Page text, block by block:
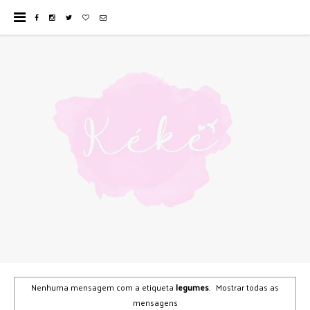
Nenhuma mensagem com a etiquetalegumes. Mostrar todas as
mensagens